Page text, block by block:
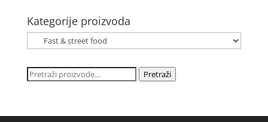
Kategorije proizvoda
Pretraži: Pretraži